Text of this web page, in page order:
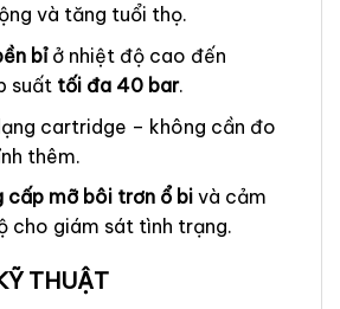
và tăng tuổi thọ.
bỉở nhiệt độ cao đến
suất tối đa 40 bar.
cartridge – không cần đo
thêm.
cấp mỡ bôi trơn ổ bivà cảm
cho giám sát tình trạng.
THUẬT